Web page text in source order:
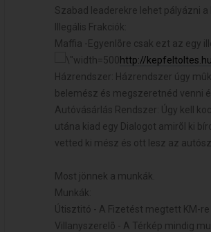
Szabad leaderekre lehet pályázni a
Illegális Frakciók:
Maffia -Egyenlõre csak ezt az egy
http://
Házrendszer: Házrendszer úgy
belemész és megszeretnéd venni
Autóvásárlás Rendszer: Úgy kell
utána kiad egy Dialogot amirõl ki
vetted ki mész és ott lesz az
Most jönnek a munkák.
Munkák:
Útisztitó - A Fizetést megtett KM-
Villanyszerelõ - A Térkép mindig